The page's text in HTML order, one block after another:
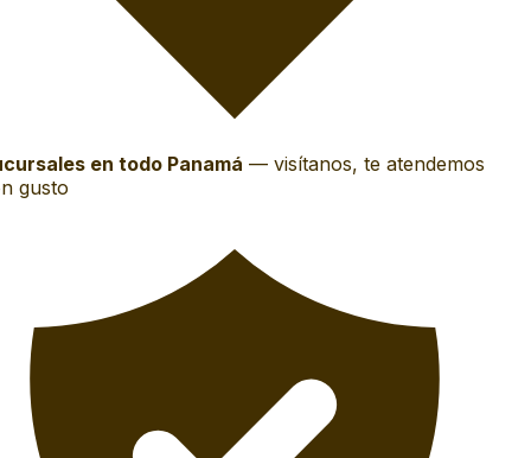
en todo Panamá—visítanos, te atendemos
gusto